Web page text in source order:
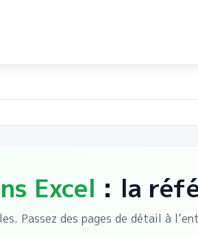
Excel : la
Passez des pages de détail à